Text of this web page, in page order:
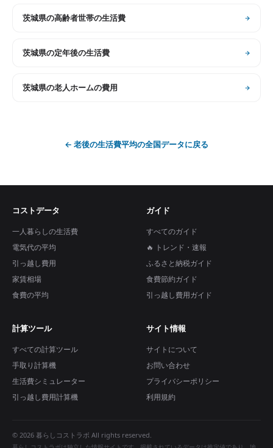
茨城県の高齢者世帯の生活費
茨城県の定年後の生活費
茨城県の老人ホームの費用
← 老後の生活費平均の全国データに戻る
コストデータ
一人暮らしの生活費
電気代の平均
引っ越し費用
家賃相場
食費の平均
ガイド
すべてのガイド
🔥 トレンド・速報
ふるさと納税ガイド
食費節約ガイド
引っ越し費用ガイド
計算ツール
すべての計算ツール
手取り計算機
生活費シミュレーター
引っ越し費用計算機
サイト情報
サイトについて
お問い合わせ
プライバシーポリシー
利用規約
© 2026 暮らしコストラボ All rights reserved.